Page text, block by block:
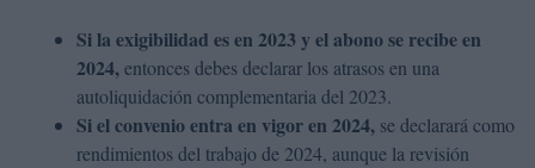
Si la exigibilidad es en 2023 y el abono se recibe en
2024,entonces debes declarar los atrasos en una
autoliquidación complementaria del 2023.
Si el convenio entra en vigor en 2024, se declarará como
rendimientos del trabajo de 2024, aunque la revisión